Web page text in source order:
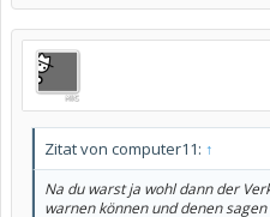
Zitat von computer11: ↑
Na du warst ja wohl dann der
warnen können und denen